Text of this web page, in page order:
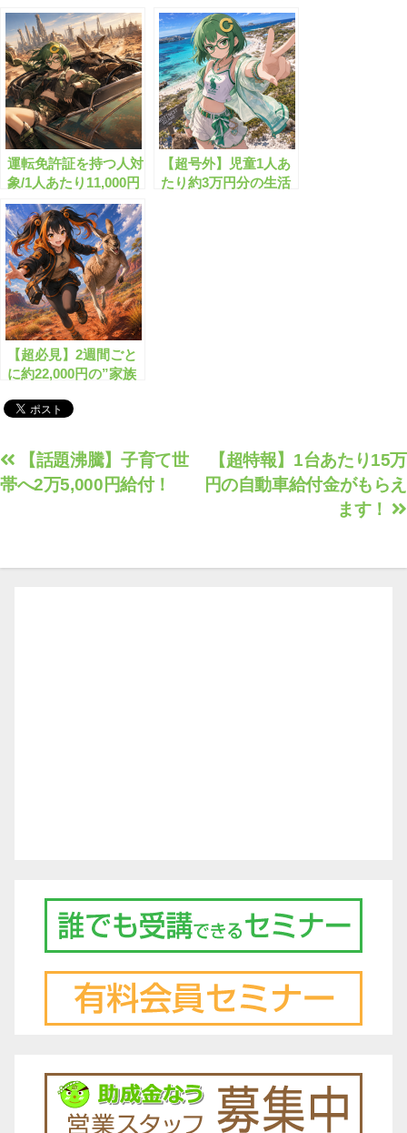
いにスタート！？
給付金が始まります!!
運転免許証を持つ人対
象/1人あたり11,000円
分の支援金が開始しま
す！
【超号外】児童1人あ
たり約3万円分の生活
【超必見】2週間ごと
に約22,000円の”家族
す！
投
稿
ゲ
【超特報】1台あたり15万
円の自動車給付金がもらえ
ます！
【話題沸騰】子育て世
帯へ2万5,000円給付！